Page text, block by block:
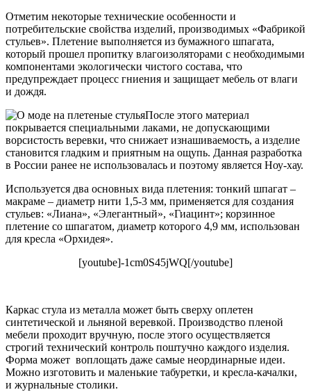
Отметим некоторые технические особенности и
потребительские свойства изделий, производимых «Фабрикой
стульев». Плетение выполняется из бумажного шпагата,
который прошел пропитку влагоизоляторами с необходимыми
компонентами экологически чистого состава, что
предупреждает процесс гниения и защищает мебель от влаги
и дождя.
После этого материал
покрывается специальными лаками, не допускающими
ворсистость веревки, что снижает изнашиваемость, а изделие
становится гладким и приятным на ощупь. Данная разработка
в России ранее не использовалась и поэтому является Ноу-хау.
Используется два основных вида плетения: тонкий шпагат –
макраме – диаметр нити 1,5-3 мм, применяется для создания
стульев: «Лиана», «Элегантный», «Гиацинт»; корзинное
плетение со шпагатом, диаметр которого 4,9 мм, использован
для кресла «Орхидея».
[youtube]-1cm0S45jWQ[/youtube]
Каркас стула из металла может быть сверху оплетен
синтетической и льняной веревкой. Производство пленой
мебели проходит вручную, после этого осуществляется
строгий технический контроль поштучно каждого изделия.
Форма может воплощать даже самые неординарные идеи.
Можно изготовить и маленькие табуретки, и кресла-качалки,
и журнальные столики.